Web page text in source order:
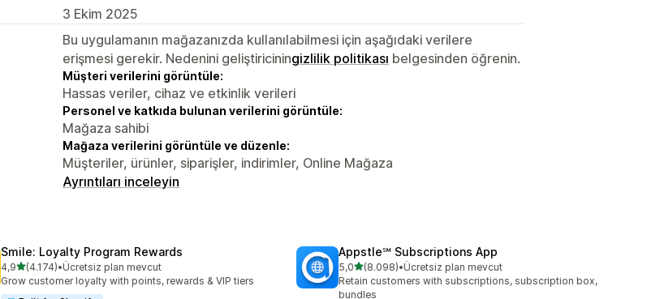
3 Ekim 2025
Bu uygulamanın mağazanızda kullanılabilmesi için aşağıdaki verilere
erişmesi gerekir. Nedenini geliştiriciningizlilik politikası belgesinden öğrenin.
Müşteri verilerini görüntüle:
Hassas veriler, cihaz ve etkinlik verileri
Personel ve katkıda bulunan verilerini görüntüle:
Mağaza sahibi
Mağaza verilerini görüntüle ve düzenle:
Müşteriler, ürünler, siparişler, indirimler, Online Mağaza
Ayrıntıları inceleyin
Smile: Loyalty Program Rewards
4,95 yıldız üzerinden
(4.174)
toplam 4174 değerlendirme
•Ücretsiz plan mevcut
Grow customer loyalty with points, rewards & VIP tiers
Appstle℠ Subscriptions App
5,05 yıldız üzerinden
(8.098)
toplam 8098 değerlendirme
•Ücretsiz plan mevcut
Retain customers with subscriptions, subscription box,
bundles